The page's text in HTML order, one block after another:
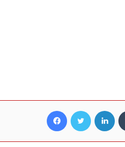
Facebook Twitter